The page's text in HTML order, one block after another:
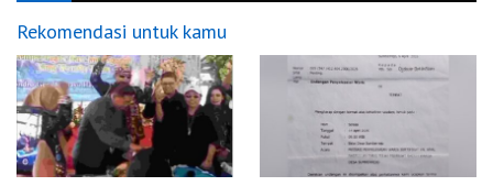
Rekomendasi untuk kamu